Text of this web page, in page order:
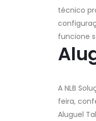
técnico
funcione
A NLB
feira,
Aluguel